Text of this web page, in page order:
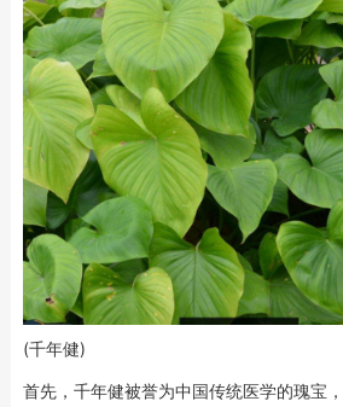
(千年健)
首先，千年健被誉为中国传统医学的瑰宝